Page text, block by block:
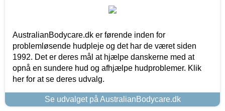
AustralianBodycare.dk er førende inden for
problemløsende hudpleje og det har de været siden
1992. Det er deres mål at hjælpe danskerne med at
opnå en sundere hud og afhjælpe hudproblemer. Klik
her for at se deres udvalg.
Se udvalget på AustralianBodycare.dk